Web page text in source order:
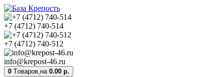
+7 (4712) 740-514
+7 (4712) 740-512
info@krepost-46.ru
0 Tоваров, на 0.00 р.